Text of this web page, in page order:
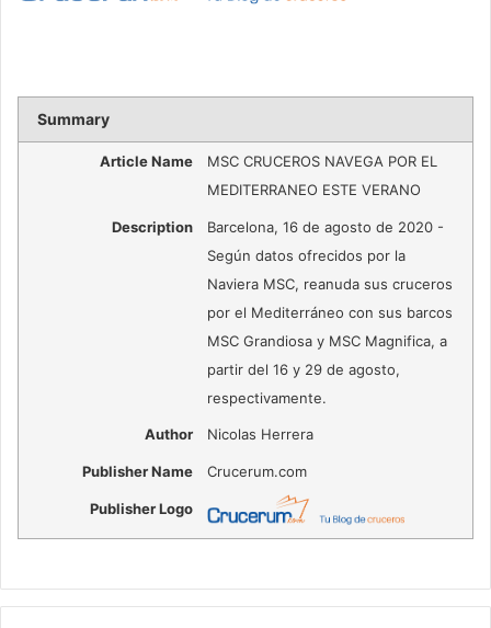
Summary
Article Name
MSC CRUCEROS NAVEGA POR EL
MEDITERRANEO ESTE VERANO
Description
Barcelona, 16 de agosto de 2020 -
Según datos ofrecidos por la
Naviera MSC, reanuda sus cruceros
por el Mediterráneo con sus barcos
MSC Grandiosa y MSC Magnifica, a
partir del 16 y 29 de agosto,
respectivamente.
Author Nicolas Herrera
Publisher Name Crucerum.com
Publisher Logo